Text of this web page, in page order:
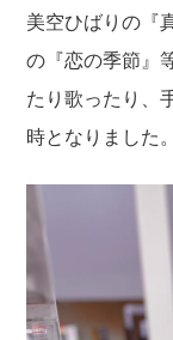
美空ひばりの『
の『恋の季節』
たり歌ったり、
時となりました。